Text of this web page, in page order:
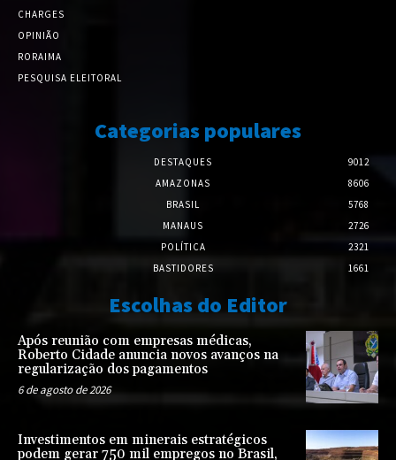
CHARGES
OPINIÃO
RORAIMA
PESQUISA ELEITORAL
Categorias populares
DESTAQUES
9012
AMAZONAS
8606
BRASIL
5768
MANAUS
2726
POLÍTICA
2321
BASTIDORES
1661
Escolhas do Editor
Após reunião com empresas médicas,
Roberto Cidade anuncia novos avanços na
regularização dos pagamentos
6 de agosto de 2026
Investimentos em minerais estratégicos
podem gerar 750 mil empregos no Brasil,